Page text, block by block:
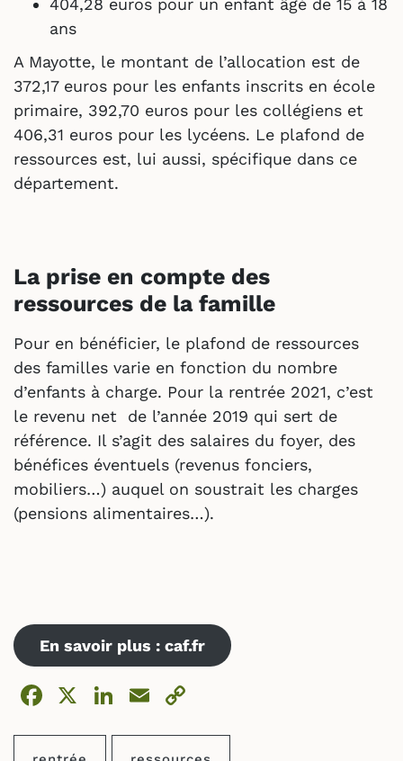
ans
A Mayotte, le montant de l’allocation est de
372,17 euros pour les enfants inscrits en école
primaire, 392,70 euros pour les collégiens et
406,31 euros pour les lycéens. Le plafond de
ressources est, lui aussi, spécifique dans ce
département.
La prise en compte des
ressources de la famille
Pour en bénéficier, le plafond de ressources
des familles varie en fonction du nombre
d’enfants à charge. Pour la rentrée 2021, c’est
le revenu net de l’année 2019 qui sert de
référence. Il s’agit des salaires du foyer, des
bénéfices éventuels (revenus fonciers,
mobiliers…) auquel on soustrait les charges
(pensions alimentaires…).
En savoir plus : caf.fr
Facebook
X LinkedIn
Email